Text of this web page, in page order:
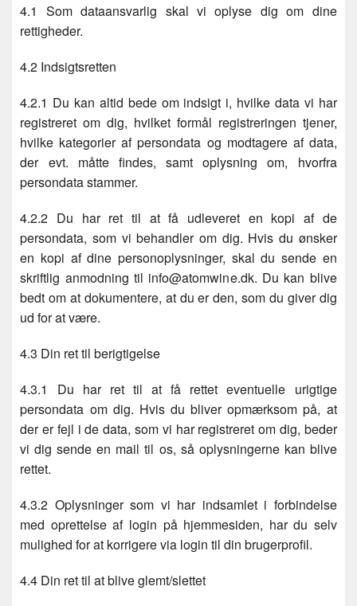
4.1 Som dataansvarlig skal vi oplyse dig om dine
rettigheder.
4.2 Indsigtsretten
4.2.1 Du kan altid bede om indsigt i, hvilke data vi har
registreret om dig, hvilket formål registreringen tjener,
hvilke kategorier af persondata og modtagere af data,
der evt. måtte findes, samt oplysning om, hvorfra
persondata stammer.
4.2.2 Du har ret til at få udleveret en kopi af de
persondata, som vi behandler om dig. Hvis du ønsker
en kopi af dine personoplysninger, skal du sende en
skriftlig anmodning til info@atomwine.dk. Du kan blive
bedt om at dokumentere, at du er den, som du giver dig
ud for at være.
4.3 Din ret til berigtigelse
4.3.1 Du har ret til at få rettet eventuelle urigtige
persondata om dig. Hvis du bliver opmærksom på, at
der er fejl i de data, som vi har registreret om dig, beder
vi dig sende en mail til os, så oplysningerne kan blive
rettet.
4.3.2 Oplysninger som vi har indsamlet i forbindelse
med oprettelse af login på hjemmesiden, har du selv
mulighed for at korrigere via login til din brugerprofil.
4.4 Din ret til at blive glemt/slettet